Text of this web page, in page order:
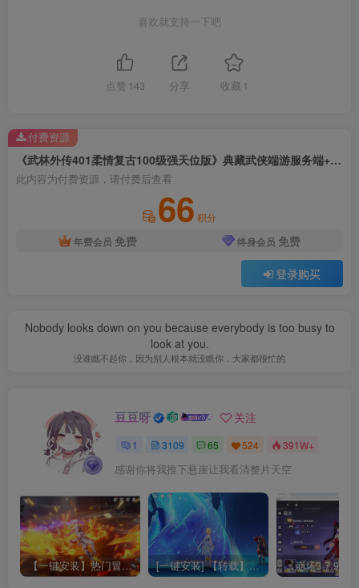
喜欢就支持一下吧
点赞 143 分享 收藏 1
《武林外传401柔情复古100级强天位版》典藏武侠端游服务端+Linux手工服务端+网页注册+GM工具+PC客户端+详细搭建教程
此内容为付费资源，请付费后查看
66 积分
年费会员 免费 终身会员 免费
登录购买
付费资源
Nobody looks down on you because everybody is too busy to
look at you.
没谁瞧不起你，因为别人根本就没瞧你，大家都很忙的
豆豆呀 关注
1 3109 65 524 391W+
感谢你将我推下悬崖让我看清整片天空
【一键安装】热门冒险策略类游戏崩坏：星穹铁道全新2.3版本一键端+一键代理+一键启动+免虚拟机 [一键安装] 【转载】原神3.4真端服务端+源码+配套客户端+详尽说明+GM工具+源码说明文件